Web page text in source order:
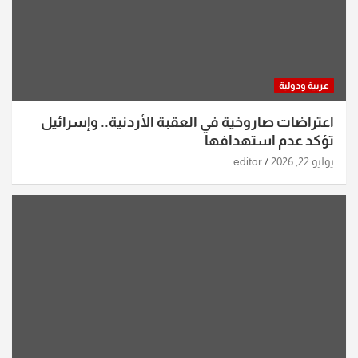
عربية ودولية
اعتراضات صاروخية في العقبة الأردنية.. وإسرائيل
تؤكد عدم استهدافها
يوليو 22, 2026 editor